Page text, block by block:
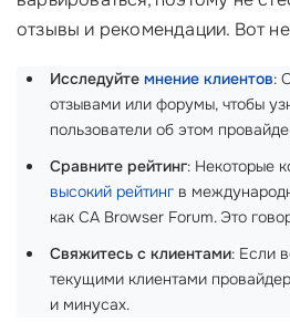
отзывы и рекомендации. Вот
Исследуйте мнение клиентов:
отзывами или форумы, чтобы
пользователи об этом
Сравните рейтинг: Некоторые
высокий рейтинг в
как CA Browser Forum. Это
Свяжитесь с клиентами: Если
текущими клиентами
и минусах.